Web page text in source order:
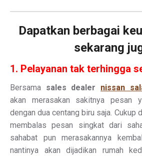
Dapatkan berbagai
sekarang
1. Pelayanan tak terhingga
Bersama sales dealer nissan
akan merasakan sakitnya pesan
dengan dua centang biru saja. Cukup
membalas pesan singkat dari
sahabat pun merasakannya
nantinya akan dijadikan rumah